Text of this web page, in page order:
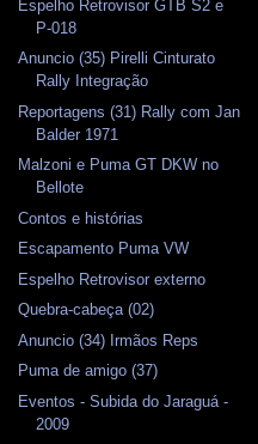
Espelho Retrovisor GTB S2 e
P-018
Anuncio (35) Pirelli Cinturato
Rally Integração
Reportagens (31) Rally com Jan
Balder 1971
Malzoni e Puma GT DKW no
Bellote
Contos e histórias
Escapamento Puma VW
Espelho Retrovisor externo
Quebra-cabeça (02)
Anuncio (34) Irmãos Reps
Puma de amigo (37)
Eventos - Subida do Jaraguá -
2009